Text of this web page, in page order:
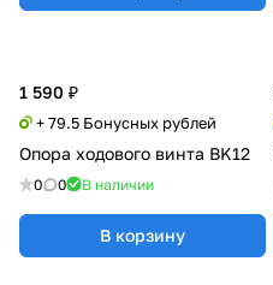
1 590 ₽
+ 79.5 Бонусных рублей
Опора ходового винта BK12
0 0 В наличии
В корзину